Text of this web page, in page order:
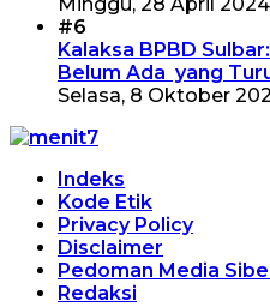
Minggu, 28 April 2024
#6
Kalaksa BPBD
Belum Ada yang
Selasa, 8 Oktober
Indeks
Kode Etik
Privacy Policy
Disclaimer
Pedoman Media
Redaksi